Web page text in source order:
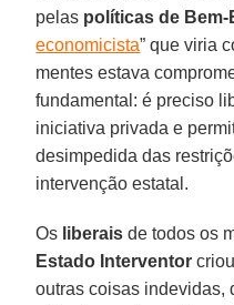
pelas políticas de Bem-
economicista” que viria
mentes estava
fundamental: é preciso
iniciativa privada e
desimpedida das
intervenção estatal.
Os liberais de todos os
Estado Interventor
outras coisas indevidas,